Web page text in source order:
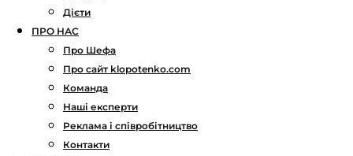
Дієти
ПРО НАС
Про Шефа
Про сайт klopotenko.com
Команда
Наші експерти
Реклама і співробітництво
Контакти